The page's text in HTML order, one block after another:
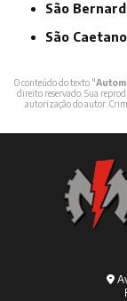
São
São
O conteúdo do texto "
direito reservado. Sua
autorização do autor.